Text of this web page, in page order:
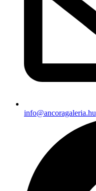
info@ancoragaleria.hu